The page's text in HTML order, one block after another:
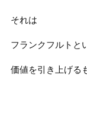
それは
フランクフルトと
価値を引き上げる